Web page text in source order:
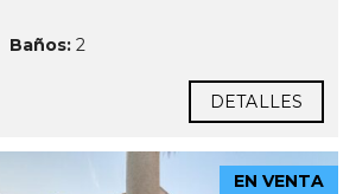
Baños: 2
DETALLES
EN VENTA